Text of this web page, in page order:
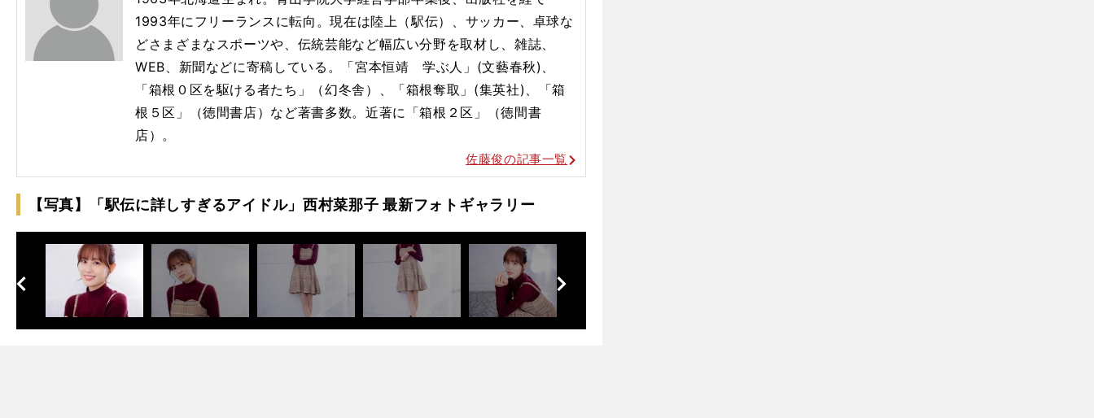
1993年にフリーランスに転向。現在は陸上（駅伝）、サッカー、卓球な
どさまざまなスポーツや、伝統芸能など幅広い分野を取材し、雑誌、
WEB、新聞などに寄稿している。「宮本恒靖 学ぶ人」(文藝春秋)、
「箱根０区を駆ける者たち」（幻冬舎）、「箱根奪取」(集英社)、「箱
根５区」（徳間書店）など著書多数。近著に「箱根２区」（徳間書
店）。
佐藤俊の記事一覧
【写真】「駅伝に詳しすぎるアイドル」西村菜那子 最新フォトギャラリー
次
前
へ